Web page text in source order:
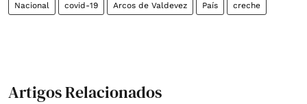
Nacional covid-19 Arcos de Valdevez País creche
Artigos Relacionados